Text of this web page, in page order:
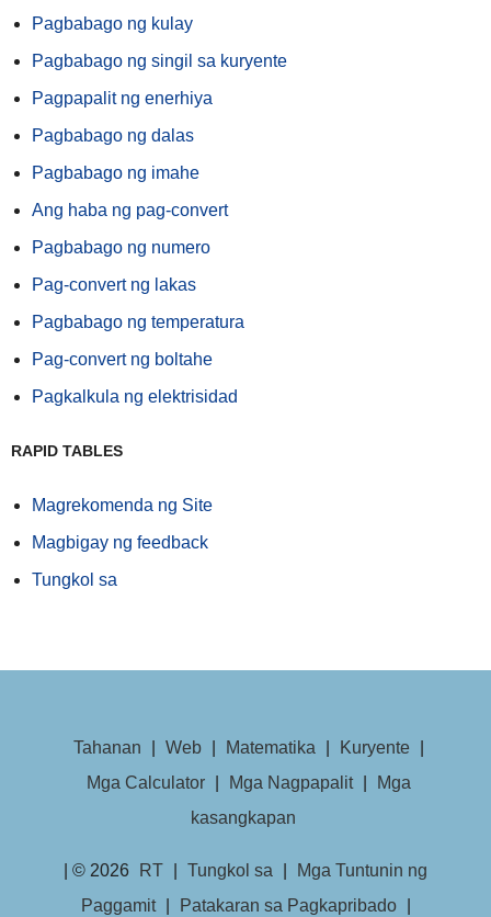
Pagbabago ng kulay
Pagbabago ng singil sa kuryente
Pagpapalit ng enerhiya
Pagbabago ng dalas
Pagbabago ng imahe
Ang haba ng pag-convert
Pagbabago ng numero
Pag-convert ng lakas
Pagbabago ng temperatura
Pag-convert ng boltahe
Pagkalkula ng elektrisidad
RAPID TABLES
Magrekomenda ng Site
Magbigay ng feedback
Tungkol sa
Tahanan Web Matematika Kuryente
Mga Calculator
Mga Nagpapalit
Mga
kasangkapan
| © 2026 RT Tungkol sa
Mga Tuntunin ng
Paggamit
Patakaran sa Pagkapribado